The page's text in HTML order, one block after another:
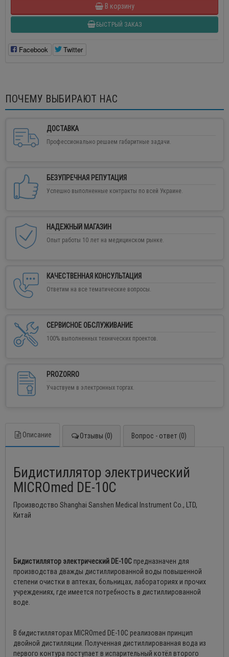
В корзину
БЫСТРЫЙ ЗАКАЗ
Facebook Twitter
ПОЧЕМУ ВЫБИРАЮТ НАС
ДОСТАВКА
Профессионально решаем габаритные задачи.
БЕЗУПРЕЧНАЯ РЕПУТАЦИЯ
Успешно выполненные контракты по всей Украине.
НАДЕЖНЫЙ МАГАЗИН
Опыт работы 10 лет на медицинском рынке.
КАЧЕСТВЕННАЯ КОНСУЛЬТАЦИЯ
Ответим на все тематические вопросы.
СЕРВИСНОЕ ОБСЛУЖИВАНИЕ
100% выполненных технических проектов.
PROZORRO
Участвуем в электронных торгах.
Описание Отзывы (0) Вопрос - ответ (0)
Бидистиллятор электрический
MICROmed DE-10С
Производство Shanghai Sanshen Medical Instrument Co., LTD,
Китай
Бидистиллятор электрический DE-10С предназначен для
производства дважды дистиллированной воды повышенной
степени очистки в аптеках, больницах, лабораториях и прочих
учреждениях, где имеется потребность в дистиллированной
воде.
В бидистилляторах MICROmed DE-10С реализован принцип
двойной дистилляции. Полученная дистиллированная вода из
первого контура поступает в испарительный котёл второго